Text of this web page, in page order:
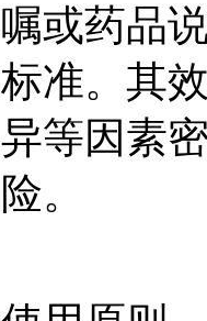
嘱或药品
标准。其
异等因素
险。